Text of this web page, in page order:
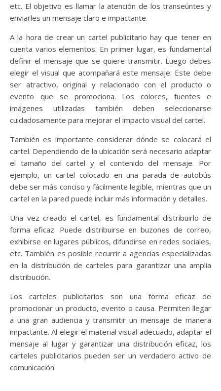
etc. El objetivo es llamar la atención de los transeúntes y
enviarles un mensaje claro e impactante.
A la hora de crear un cartel publicitario hay que tener en
cuenta varios elementos. En primer lugar, es fundamental
definir el mensaje que se quiere transmitir. Luego debes
elegir el visual que acompañará este mensaje. Este debe
ser atractivo, original y relacionado con el producto o
evento que se promociona. Los colores, fuentes e
imágenes utilizadas también deben seleccionarse
cuidadosamente para mejorar el impacto visual del cartel.
También es importante considerar dónde se colocará el
cartel. Dependiendo de la ubicación será necesario adaptar
el tamaño del cartel y el contenido del mensaje. Por
ejemplo, un cartel colocado en una parada de autobús
debe ser más conciso y fácilmente legible, mientras que un
cartel en la pared puede incluir más información y detalles.
Una vez creado el cartel, es fundamental distribuirlo de
forma eficaz. Puede distribuirse en buzones de correo,
exhibirse en lugares públicos, difundirse en redes sociales,
etc. También es posible recurrir a agencias especializadas
en la distribución de carteles para garantizar una amplia
distribución.
Los carteles publicitarios son una forma eficaz de
promocionar un producto, evento o causa. Permiten llegar
a una gran audiencia y transmitir un mensaje de manera
impactante. Al elegir el material visual adecuado, adaptar el
mensaje al lugar y garantizar una distribución eficaz, los
carteles publicitarios pueden ser un verdadero activo de
comunicación.